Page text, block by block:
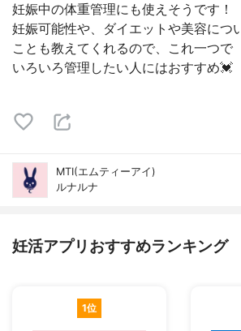
妊娠中の体重管理にも使えそうです！
妊娠可能性や、ダイエットや美容につ
ことも教えてくれるので、これ一つで
いろいろ管理したい人にはおすすめ💓
MTI(エムティーアイ)
ルナルナ
妊活アプリおすすめランキング
1位